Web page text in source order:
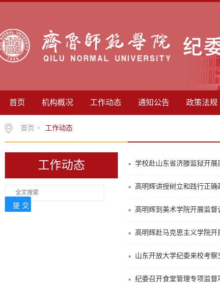
首页 机构概况 工作动态 通知公告 政策法规
首页 > 工作动态
工作动态 学校赴山东省济滕监狱开展
高明辉讲授树立和践行正
高明辉到美术学院开展监督
高明辉赴马克思主义学院开
山东开放大学纪委来校考察
纪委召开食堂管理专项监督